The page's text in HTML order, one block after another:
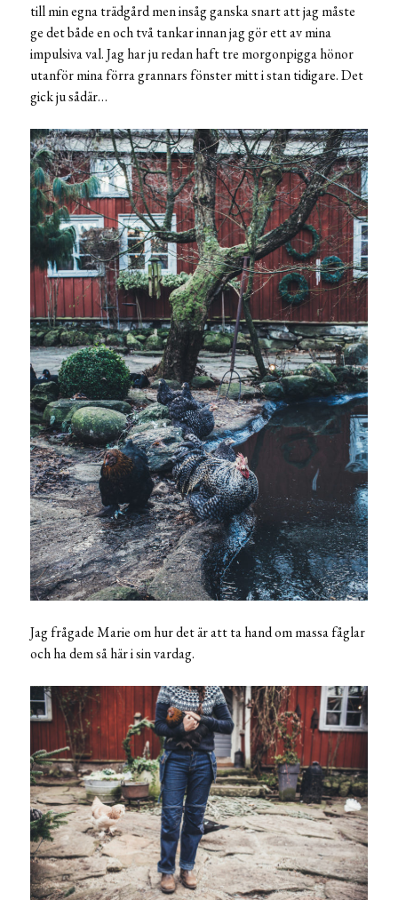
till min egna trädgård men insåg ganska snart att jag måste
ge det både en och två tankar innan jag gör ett av mina
impulsiva val. Jag har ju redan haft tre morgonpigga hönor
utanför mina förra grannars fönster mitt i stan tidigare. Det
gick ju sådär…
Jag frågade Marie om hur det är att ta hand om massa fåglar
och ha dem så här i sin vardag.